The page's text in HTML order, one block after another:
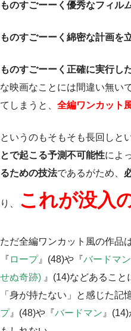
ものすごーーく優秀なフィル
ものすごーーく綿密な計画を
ものすごーーく正確に実行した
な映画なことには間違い無い
てしまうと、 全編ワンカット
というのもそもそも長回しと
とで起こる予測不可能性によ
るための技法であるがため、
り、 これが没入
ただ全編ワンカット風の作品
『 ロープ』(48)や『バードマ
せぬ奇跡) 』(14)などあるこ
「身が持たない」と感じた記
プ』(48)や『バードマン 』